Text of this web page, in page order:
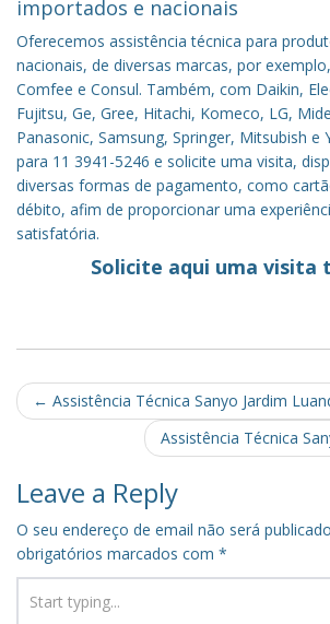
importados e nacionais
Oferecemos assistência técnica para
nacionais, de diversas marcas, por
Comfee e Consul. Também, com Daikin,
Fujitsu, Ge, Gree, Hitachi, Komeco, LG,
Panasonic, Samsung, Springer, Mitsubish e
para 11 3941-5246 e solicite uma visita,
diversas formas de pagamento, como
débito, afim de proporcionar uma
satisfatória.
Solicite aqui uma visita
Post
navigation
← Assistência Técnica Sanyo Jardim
Assistência Técnica
Leave a Reply
O seu endereço de email não será
obrigatórios marcados com *